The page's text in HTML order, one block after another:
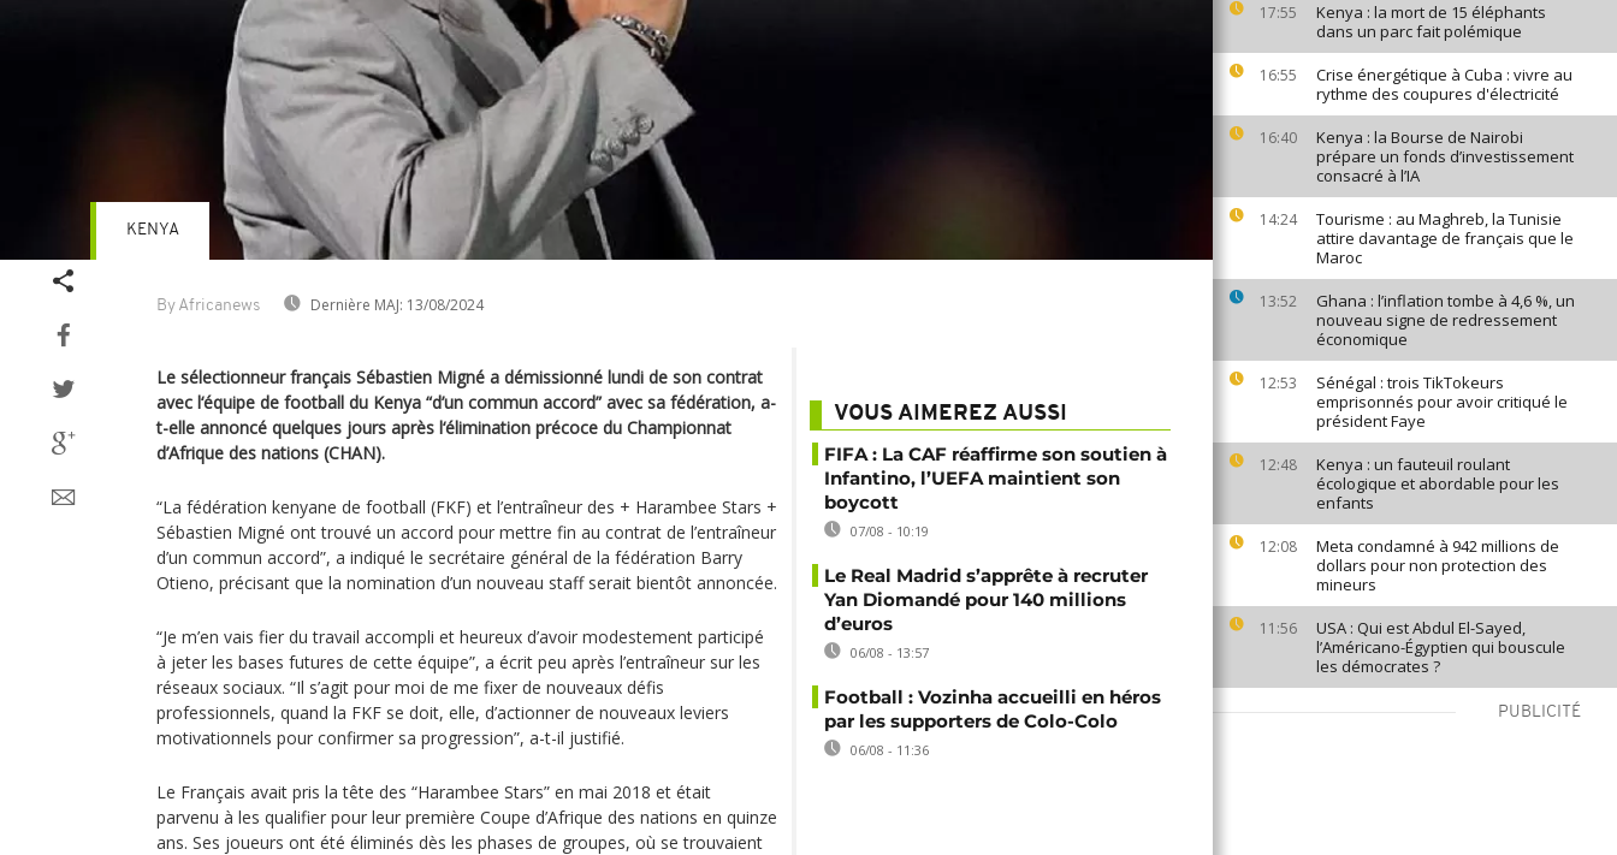
17:55
Kenya : la mort de 15 éléphants
dans un parc fait polémique
16:55
Crise énergétique à Cuba : vivre au
rythme des coupures d'électricité
16:40
Kenya : la Bourse de Nairobi
prépare un fonds d’investissement
consacré à l’IA
14:24
Tourisme : au Maghreb, la Tunisie
attire davantage de français que le
Maroc
13:52
Ghana : l’inflation tombe à 4,6 %, un
nouveau signe de redressement
économique
12:53
Sénégal : trois TikTokeurs
emprisonnés pour avoir critiqué le
président Faye
12:48
Kenya : un fauteuil roulant
écologique et abordable pour les
enfants
12:08
Meta condamné à 942 millions de
dollars pour non protection des
mineurs
11:56
USA : Qui est Abdul El-Sayed,
l’Américano-Égyptien qui bouscule
les démocrates ?
PUBLICITÉ
By Africanews Dernière MAJ: 13/08/2024
KENYA
Le sélectionneur français Sébastien Migné a démissionné lundi de son contrat
avec l‘équipe de football du Kenya “d’un commun accord” avec sa fédération, a-
t-elle annoncé quelques jours après l‘élimination précoce du Championnat
d’Afrique des nations (CHAN).
“La fédération kenyane de football (FKF) et l’entraîneur des + Harambee Stars +
Sébastien Migné ont trouvé un accord pour mettre fin au contrat de l’entraîneur
d’un commun accord”, a indiqué le secrétaire général de la fédération Barry
Otieno, précisant que la nomination d’un nouveau staff serait bientôt annoncée.
“Je m’en vais fier du travail accompli et heureux d’avoir modestement participé
à jeter les bases futures de cette équipe”, a écrit peu après l’entraîneur sur les
réseaux sociaux. “Il s’agit pour moi de me fixer de nouveaux défis
professionnels, quand la FKF se doit, elle, d’actionner de nouveaux leviers
motivationnels pour confirmer sa progression”, a-t-il justifié.
Le Français avait pris la tête des “Harambee Stars” en mai 2018 et était
parvenu à les qualifier pour leur première Coupe d’Afrique des nations en quinze
ans. Ses joueurs ont été éliminés dès les phases de groupes, où se trouvaient
VOUS AIMEREZ AUSSI
FIFA : La CAF réaffirme son soutien à
Infantino, l’UEFA maintient son
boycott
07/08 - 10:19
Le Real Madrid s’apprête à recruter
Yan Diomandé pour 140 millions
d’euros
06/08 - 13:57
Football : Vozinha accueilli en héros
par les supporters de Colo-Colo
06/08 - 11:36